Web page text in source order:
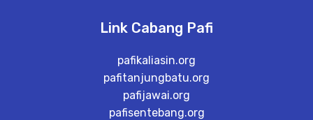
Link Cabang Pafi
pafikaliasin.org
pafitanjungbatu.org
pafijawai.org
pafisentebang.org